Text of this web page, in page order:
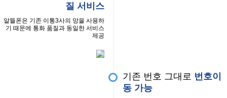
질 서비스
알뜰폰은 기존 이통3사의 망을 사용하
기 때문에 통화 품질과 동일한 서비스
제공
기존 번호 그대로 번호이
동 가능